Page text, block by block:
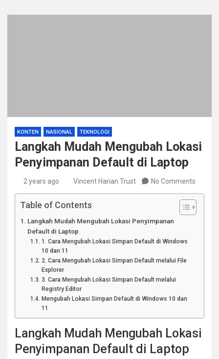
KONTEN NASIONAL TEKNOLOGI
Langkah Mudah Mengubah Lokasi
Penyimpanan Default di Laptop
2 years ago Vincent Harian Trust No Comments
Table of Contents
Langkah Mudah Mengubah Lokasi Penyimpanan
Default di Laptop
1. Cara Mengubah Lokasi Simpan Default di Windows
10 dan 11
2. Cara Mengubah Lokasi Simpan Default melalui File
Explorer
3. Cara Mengubah Lokasi Simpan Default melalui
Registry Editor
Mengubah Lokasi Simpan Default di Windows 10 dan
11
Langkah Mudah Mengubah Lokasi
Penyimpanan Default di Laptop